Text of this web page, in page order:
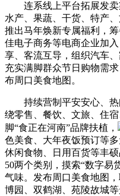
连系线上平台拓展发卖
水产、果蔬、干货、特产
推出马年焕新专属福利，
佳电子商务等电商企业加
享、客流互导，组织汽车
充实满脚群众节日购物需
布周口美食地图。
持续营制平安安心、热
绕零售、餐饮、文旅、住
脚“食正在河南”品牌扶植，
色美食、大年夜饭预订等
休闲食物、日用百货等丰
50两个类别，摸索“数字易
气味。发布周口美食地图
博园、双鹤湖、苑陵故城